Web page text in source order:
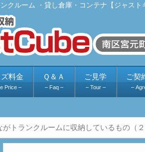
クルーム ・貸し倉庫・コンテナ【ジャスト
料金
Price –
Ｑ＆Ａ
– Faq –
ご見学
– Tour –
ご契
–
がトランクルームに収納しているもの（２